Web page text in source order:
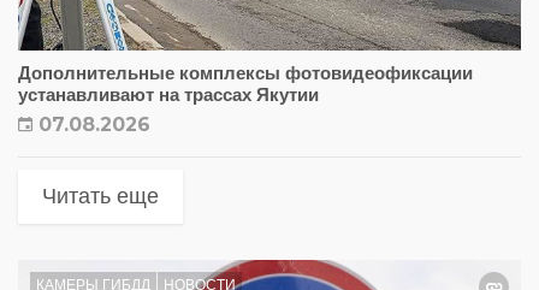
Дополнительные комплексы фотовидеофиксации
устанавливают на трассах Якутии
07.08.2026
Читать еще
КАМЕРЫ ГИБДД НОВОСТИ